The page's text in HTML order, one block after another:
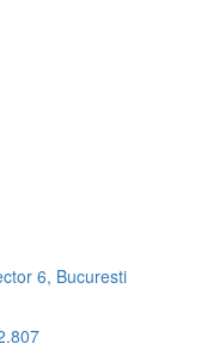
6, Bucuresti